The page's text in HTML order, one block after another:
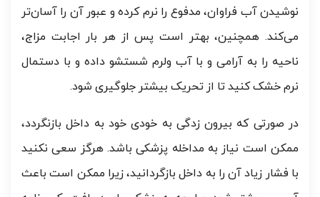
نوشیدن آب فراوان، مدفوع را نرم کرده و عبور آن را آسان‌تر
می‌کند. همچنین، بهتر است پس از هر بار اجابت مزاج،
ناحیه را به آرامی و با آب ولرم شستشو داده و با دستمال
نرم خشک کنید تا از تحریک بیشتر جلوگیری شود.
در صورتی که بیرون زدگی به خودی خود به داخل بازنگردد،
ممکن است نیاز به مداخله پزشکی باشد. هرگز سعی نکنید
با فشار زیاد آن را به داخل بازگردانید، زیرا ممکن است باعث